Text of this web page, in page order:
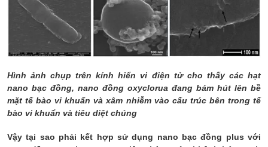
Hình ảnh chụp trên kính hiển vi điện tử cho thấy các hạt
nano bạc đồng, nano đồng oxyclorua đang bám hút lên bề
mặt tế bào vi khuẩn và xâm nhiễm vào cấu trúc bên trong tế
bào vi khuẩn và tiêu diệt chúng
Vậy tại sao phải kết hợp sử dụng nano bạc đồng plus với